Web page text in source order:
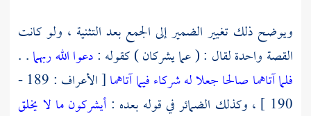
ويوضح ذلك تغيير الضمير إلى الجمع بعد التثنية ، ولو كانت
القصة واحدة لقال : ( عما يشركان ) كقوله :دعوا الله ربهما. .
فلما آتاهما صالحا جعلا له شركاء فيما آتاهما
[ الأعراف : 189 -
190 ] ، وكذلك الضمائر في قوله بعده :
أيشركون ما لا يخلق